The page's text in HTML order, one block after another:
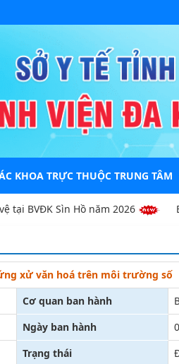
KHOA TRỰC THUỘC TRUNG TÂM
Dược - TTBVT
Nhi-HSCC
Nội-YHCT-TN
liên chuyên khoa
BVĐK Sìn Hồ năm 2026
xử văn hoá trên môi trường số
Cơ quan ban hành
Ngày ban hành
Trạng thái